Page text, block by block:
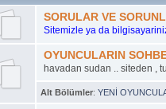
SORULAR VE
Sitemizle ya da
OYUNCULARIN
havadan sudan .. siteden ,
Alt Bölümler:YENİ